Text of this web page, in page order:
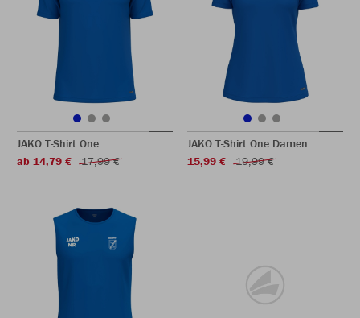
JAKO T-Shirt One
ab 14,79 €
17,99 €
JAKO T-Shirt One Damen
15,99 €
19,99 €